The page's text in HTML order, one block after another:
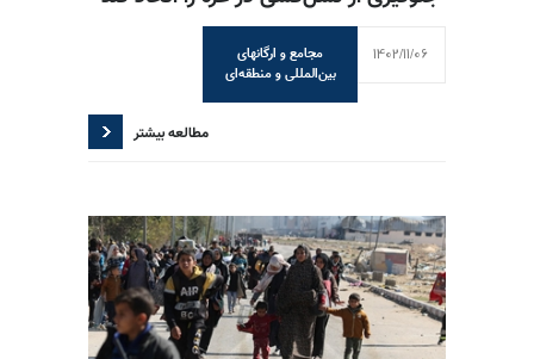
مجامع و ارگانهای
بین‌المللی و منطقه‌ای
1402/11/06
مطالعه بیشتر